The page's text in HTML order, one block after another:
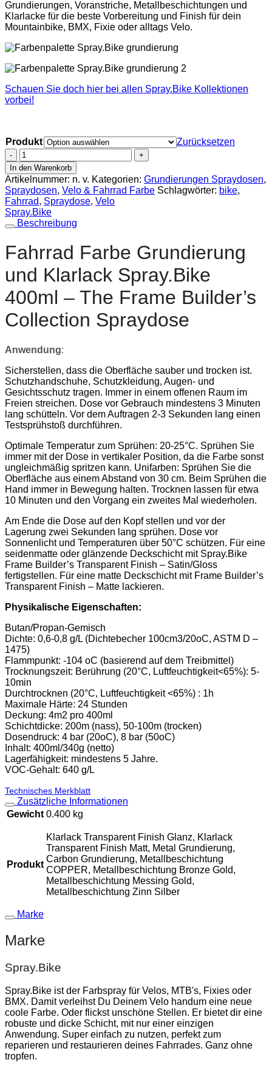
Grundierungen, Voranstriche, Metallbeschichtungen und
Klarlacke für die beste Vorbereitung und Finish für dein
Mountainbike, BMX, Fixie oder alltags Velo.
Schauen Sie doch hier bei allen Spray.Bike Kollektionen
vorbei!
Produkt
Zurücksetzen
Fahrrad
Farbe
Grundierung
und
Klarlack
Spray.Bike
400ml
-
Frame
Builder's
Collection
Spraydose
Menge
In den Warenkorb
Artikelnummer: n. v. Kategorien: Grundierungen Spraydosen,
Spraydosen, Velo & Fahrrad Farbe Schlagwörter: bike,
Fahrrad, Spraydose, Velo
Spray.Bike
Beschreibung
Fahrrad Farbe Grundierung
und Klarlack Spray.Bike
400ml – The Frame Builder’s
Collection Spraydose
Anwendung:
Sicherstellen, dass die Oberfläche sauber und trocken ist.
Schutzhandschuhe, Schutzkleidung, Augen- und
Gesichtsschutz tragen. Immer in einem offenen Raum im
Freien streichen. Dose vor Gebrauch mindestens 3 Minuten
lang schütteln. Vor dem Auftragen 2-3 Sekunden lang einen
Testsprühstoß durchführen.
Optimale Temperatur zum Sprühen: 20-25°C. Sprühen Sie
immer mit der Dose in vertikaler Position, da die Farbe sonst
ungleichmäßig spritzen kann. Unifarben: Sprühen Sie die
Oberfläche aus einem Abstand von 30 cm. Beim Sprühen die
Hand immer in Bewegung halten. Trocknen lassen für etwa
10 Minuten und den Vorgang ein zweites Mal wiederholen.
Am Ende die Dose auf den Kopf stellen und vor der
Lagerung zwei Sekunden lang sprühen. Dose vor
Sonnenlicht und Temperaturen über 50°C schützen. Für eine
seidenmatte oder glänzende Deckschicht mit Spray.Bike
Frame Builder’s Transparent Finish – Satin/Gloss
fertigstellen. Für eine matte Deckschicht mit Frame Builder’s
Transparent Finish – Matte lackieren.
Physikalische Eigenschaften:
Butan/Propan-Gemisch
Dichte: 0,6-0,8 g/L (Dichtebecher 100cm3/20oC, ASTM D –
1475)
Flammpunkt: -104 oC (basierend auf dem Treibmittel)
Trocknungszeit: Berührung (20°C, Luftfeuchtigkeit<65%): 5-
10min
Durchtrocknen (20°C, Luftfeuchtigkeit <65%) : 1h
Maximale Härte: 24 Stunden
Deckung: 4m2 pro 400ml
Schichtdicke: 200m (nass), 50-100m (trocken)
Dosendruck: 4 bar (20oC), 8 bar (50oC)
Inhalt: 400ml/340g (netto)
Lagerfähigkeit: mindestens 5 Jahre.
VOC-Gehalt: 640 g/L
Technisches Merkblatt
Zusätzliche Informationen
Gewicht 0.400 kg
Produkt
Klarlack Transparent Finish Glanz, Klarlack
Transparent Finish Matt, Metal Grundierung,
Carbon Grundierung, Metallbeschichtung
COPPER, Metallbeschichtung Bronze Gold,
Metallbeschichtung Messing Gold,
Metallbeschichtung Zinn Silber
Marke
Marke
Spray.Bike
Spray.Bike ist der Farbspray für Velos, MTB's, Fixies oder
BMX. Damit verleihst Du Deinem Velo handum eine neue
coole Farbe. Oder flickst unschöne Stellen. Er bietet dir eine
robuste und dicke Schicht, mit nur einer einzigen
Anwendung. Super einfach zu nutzen, perfekt zum
reparieren und restaurieren deines Fahrrades. Ganz ohne
tropfen.